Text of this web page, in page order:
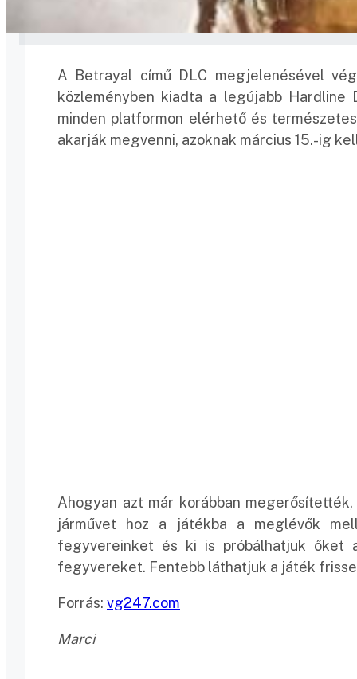
A Betrayal című DLC megjelenésével
közleményben kiadta a legújabb
minden platformon elérhető és
akarják megvenni, azoknak március 15.-ig
Ahogyan azt már korábban
járművet hoz a játékba a meglévők
fegyvereinket és ki is próbálhatjuk őket
fegyvereket. Fentebb láthatjuk a játék
Forrás: vg247.com
Marci